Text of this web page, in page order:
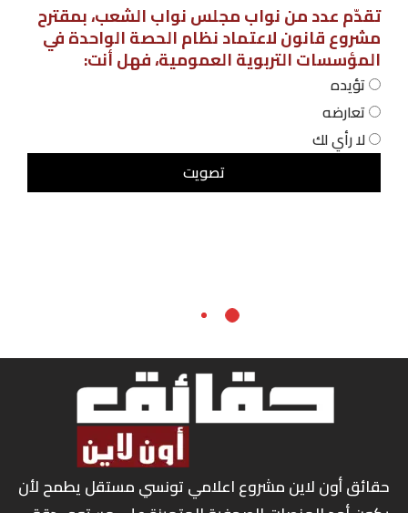
تقدّم عدد من نواب مجلس نواب الشعب، بمقترح
مشروع قانون لاعتماد نظام الحصة الواحدة في
المؤسسات التربوية العمومية، فهل أنت:
تؤيده
تعارضه
لا رأي لك
حقائق أون لاين مشروع اعلامي تونسي مستقل يطمح لأن